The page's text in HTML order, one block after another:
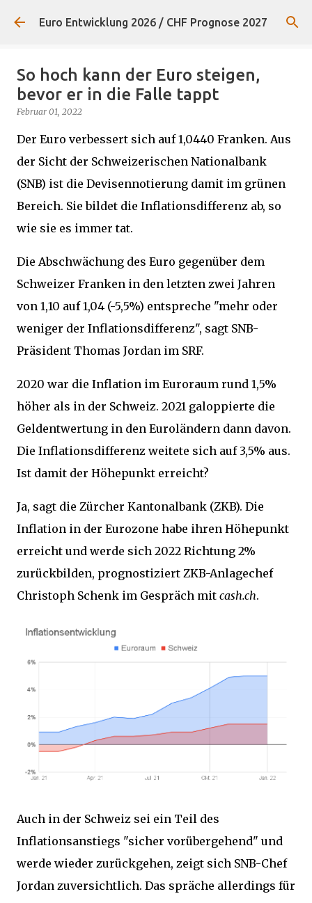
Direkt zum Hauptbereich
Euro Entwicklung 2026 / CHF Prognose 2027
So hoch kann der Euro steigen,
bevor er in die Falle tappt
Februar 01, 2022
Der Euro verbessert sich auf 1,0440 Franken. Aus
der Sicht der Schweizerischen Nationalbank
(SNB) ist die Devisennotierung damit im grünen
Bereich. Sie bildet die Inflationsdifferenz ab, so
wie sie es immer tat.
Die Abschwächung des Euro gegenüber dem
Schweizer Franken in den letzten zwei Jahren
von 1,10 auf 1,04 (-5,5%) entspreche "mehr oder
weniger der Inflationsdifferenz", sagt SNB-
Präsident Thomas Jordan im SRF.
2020 war die Inflation im Euroraum rund 1,5%
höher als in der Schweiz. 2021 galoppierte die
Geldentwertung in den Euroländern dann davon.
Die Inflationsdifferenz weitete sich auf 3,5% aus.
Ist damit der Höhepunkt erreicht?
Ja, sagt die Zürcher Kantonalbank (ZKB). Die
Inflation in der Eurozone habe ihren Höhepunkt
erreicht und werde sich 2022 Richtung 2%
zurückbilden, prognostiziert ZKB-Anlagechef
Christoph Schenk im Gespräch mit cash.ch.
Auch in der Schweiz sei ein Teil des
Inflationsanstiegs "sicher vorübergehend" und
werde wieder zurückgehen, zeigt sich SNB-Chef
Jordan zuversichtlich. Das spräche allerdings für